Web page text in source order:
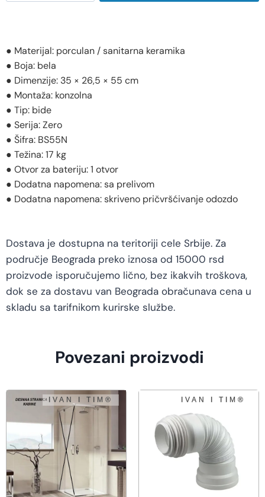
● Materijal: porculan / sanitarna keramika
● Boja: bela
● Dimenzije: 35 × 26,5 × 55 cm
● Montaža: konzolna
● Tip: bide
● Serija: Zero
● Šifra: BS55N
● Težina: 17 kg
● Otvor za bateriju: 1 otvor
● Dodatna napomena: sa prelivom
● Dodatna napomena: skriveno pričvršćivanje odozdo
Dostava je dostupna na teritoriji cele Srbije. Za
područje Beograda preko iznosa od 15000 rsd
proizvode isporučujemo lično, bez ikakvih troškova,
dok se za dostavu van Beograda obračunava cena u
skladu sa tarifnikom kurirske službe.
Povezani proizvodi